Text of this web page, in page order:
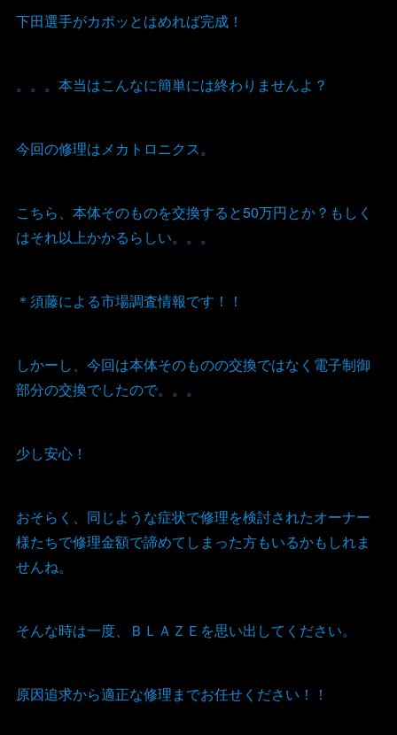
下田選手がカポッとはめれば完成！
。。。本当はこんなに簡単には終わりませんよ？
今回の修理はメカトロニクス。
こちら、本体そのものを交換すると50万円とか？もしく
はそれ以上かかるらしい。。。
＊須藤による市場調査情報です！！
しかーし、今回は本体そのものの交換ではなく電子制御
部分の交換でしたので。。。
少し安心！
おそらく、同じような症状で修理を検討されたオーナー
様たちで修理金額で諦めてしまった方もいるかもしれま
せんね。
そんな時は一度、ＢＬＡＺＥを思い出してください。
原因追求から適正な修理までお任せください！！